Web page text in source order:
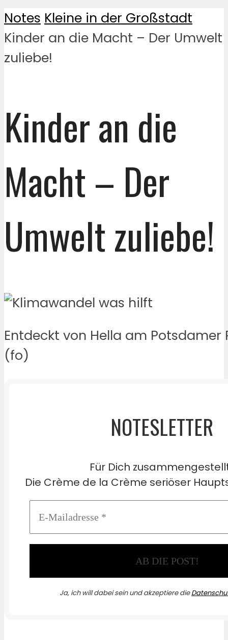
Notes Kleine in der Großstadt
Kinder an die Macht – Der Umwelt
zuliebe!
Kinder an die
Macht – Der
Umwelt zuliebe!
Entdeckt von Hella am Potsdamer
(fo)
NOTESLETTER
Für Dich
Die Crème de la Crème seriöser
Ja, ich will dabei sein und akzeptiere die